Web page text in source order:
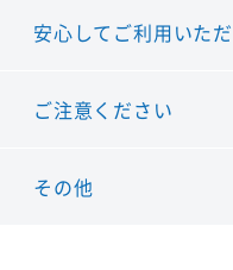
安心してご利用いた
ご注意ください
その他